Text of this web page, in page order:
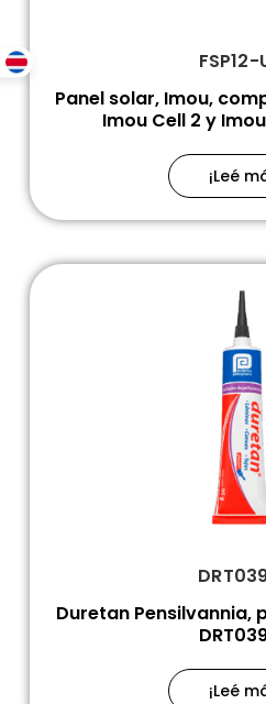
FSP12-
Panel solar, Imou,
Imou Cell 2 y
¡Leé
Duretan Pensilvannia,
¡Leé